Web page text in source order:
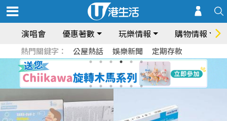
演唱會 優惠著數 玩樂情報 購物情報
熱門關鍵字： 公屋熱話 娛樂新聞 定期存款